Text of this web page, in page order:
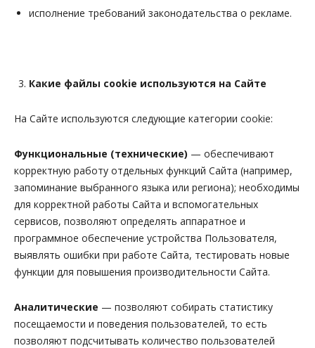
исполнение требований законодательства о рекламе.
Какие файлы cookie используются на Сайте
На Сайте используются следующие категории cookie:
Функциональные (технические) — обеспечивают
корректную работу отдельных функций Сайта (например,
запоминание выбранного языка или региона); необходимы
для корректной работы Сайта и вспомогательных
сервисов, позволяют определять аппаратное и
программное обеспечение устройства Пользователя,
выявлять ошибки при работе Сайта, тестировать новые
функции для повышения производительности Сайта.
Аналитические — позволяют собирать статистику
посещаемости и поведения пользователей, то есть
позволяют подсчитывать количество пользователей